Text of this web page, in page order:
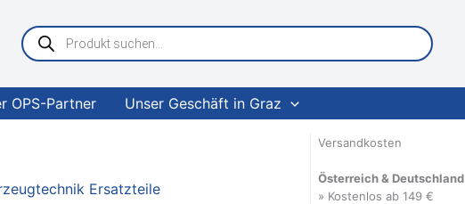
Products
search
OPS-Partner Unser Geschäft in Graz
Ersatzteile
Versandkosten
Österreich & Deutschland
» Kostenlos ab 149 €